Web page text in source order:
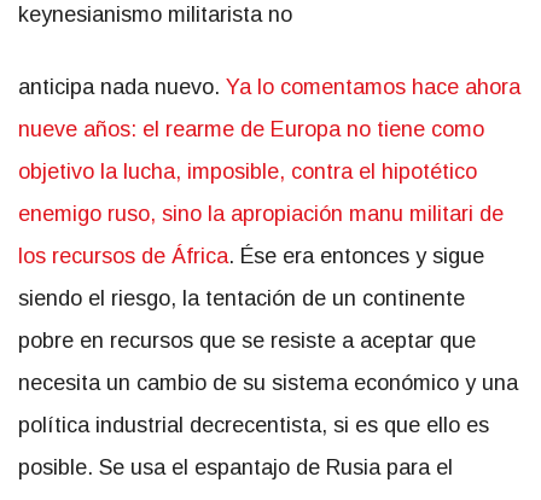
keynesianismo militarista no
anticipa nada nuevo. Ya lo comentamos hace ahora
nueve años: el rearme de Europa no tiene como
objetivo la lucha, imposible, contra el hipotético
enemigo ruso, sino la apropiación manu militari de
los recursos de África. Ése era entonces y sigue
siendo el riesgo, la tentación de un continente
pobre en recursos que se resiste a aceptar que
necesita un cambio de su sistema económico y una
política industrial decrecentista, si es que ello es
posible. Se usa el espantajo de Rusia para el